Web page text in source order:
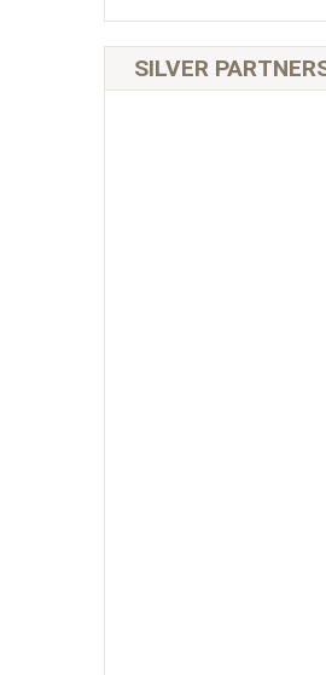
SILVER